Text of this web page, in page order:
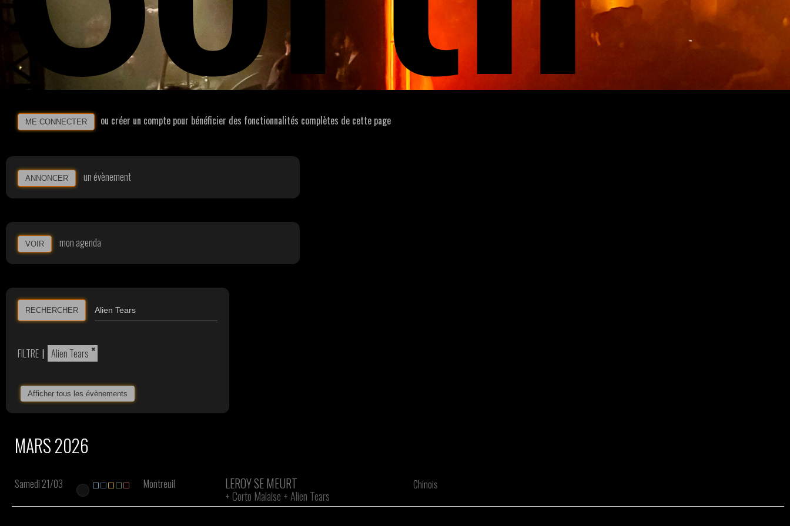
ME CONNECTER ou créer un compte pour bénéficier des fonctionnalités complètes de cette page
ANNONCER un évènement
VOIR mon agenda
RECHERCHER
FILTRE | ×
Alien Tears
Afficher tous les évènements
MARS 2026
Samedi 21/03 Montreuil LEROY SE MEURT
+ Corto Malaise + Alien Tears
Chinois